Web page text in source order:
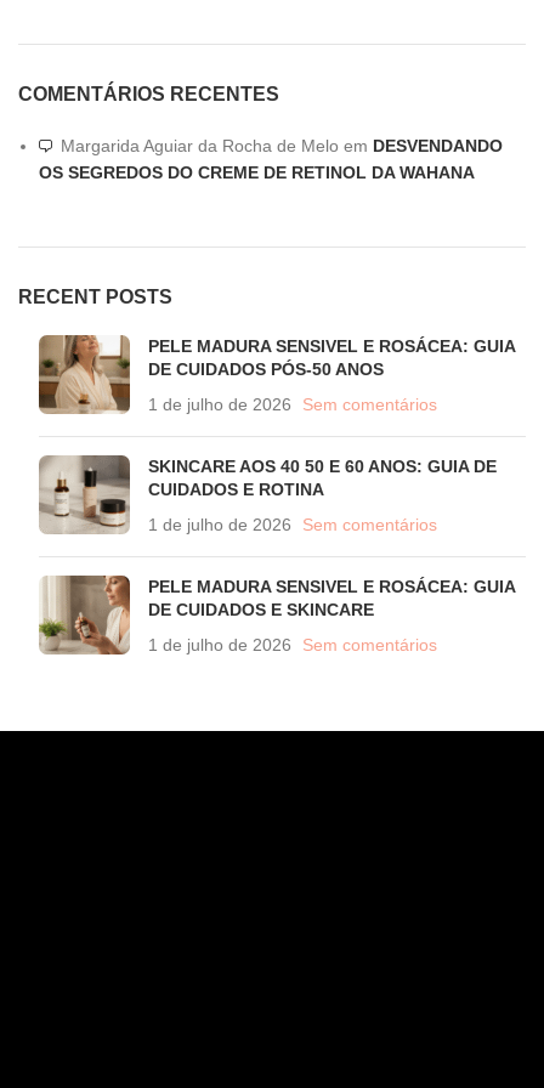
COMENTÁRIOS RECENTES
Margarida Aguiar da Rocha de Melo em DESVENDANDO
OS SEGREDOS DO CREME DE RETINOL DA WAHANA
RECENT POSTS
PELE MADURA SENSIVEL E ROSÁCEA: GUIA
DE CUIDADOS PÓS-50 ANOS
1 de julho de 2026
Sem comentários
SKINCARE AOS 40 50 E 60 ANOS: GUIA DE
CUIDADOS E ROTINA
1 de julho de 2026
Sem comentários
PELE MADURA SENSIVEL E ROSÁCEA: GUIA
DE CUIDADOS E SKINCARE
1 de julho de 2026
Sem comentários